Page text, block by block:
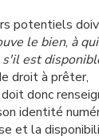
potentiels
le bien, à qui
s'il est
droit à prêter,
doit donc
identité
et la